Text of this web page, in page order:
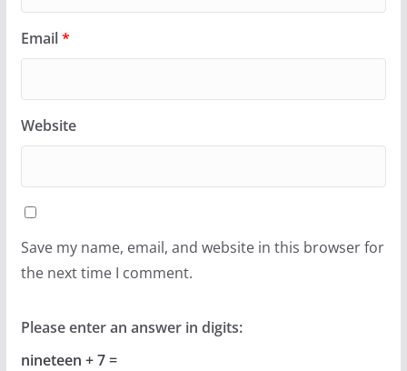
Email*
Website
Save my name, email, and website in this browser for
the next time I comment.
Please enter an answer in digits:
nineteen + 7 =